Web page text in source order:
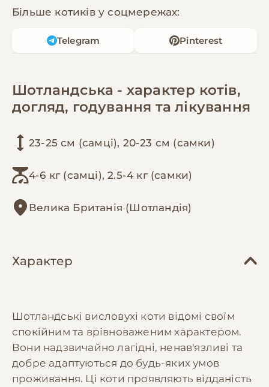
Більше котиків у соцмережах:
Telegram Pinterest
Шотландська - характер котів,
догляд, годування та лікування
23-25 см (самці), 20-23 см (самки)
4-6 кг (самці), 2.5-4 кг (самки)
Велика Британія (Шотландія)
Характер
Шотландські висловухі коти відомі своїм
спокійним та врівноваженим характером.
Вони надзвичайно лагідні, ненав'язливі та
добре адаптуються до будь-яких умов
проживання. Ці коти проявляють відданість